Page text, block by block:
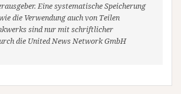
Eine systematische Speicherung
die Verwendung auch von Teilen
sind nur mit schriftlicher
die United News Network GmbH